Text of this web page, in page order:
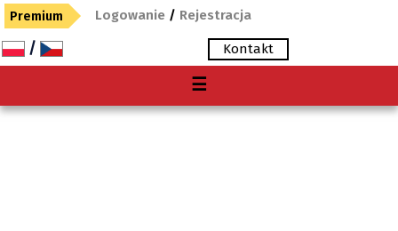
Premium Logowanie / Rejestracja
/ Kontakt
☰
O nas